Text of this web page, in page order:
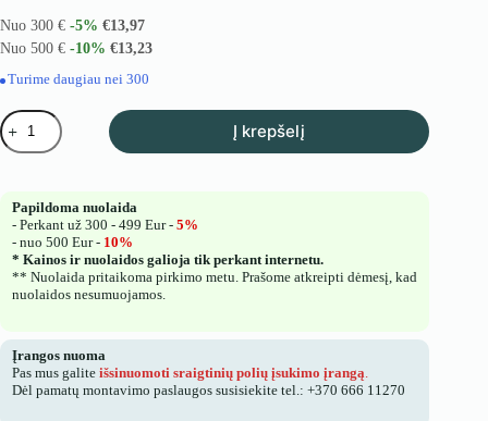
€18,01.
€14,70.
Nuo 300 € -5% €13,97
Nuo 500 € -10% €13,23
Turime daugiau nei 300
produkto
kiekis:
Sraigtinis
101x1300mm
Į krepšelį
Papildoma nuolaida
- Perkant už 300 - 499 Eur - 5%
- nuo 500 Eur -10%
* Kainos ir nuolaidos galioja tik perkant internetu.
** Nuolaida pritaikoma pirkimo metu. Prašome atkreipti dėmesį, kad
nuolaidos nesumuojamos.
Įrangos nuoma
Pas mus galite išsinuomoti sraigtinių polių įsukimo įrangą.
Dėl pamatų montavimo paslaugos susisiekite tel.: +370 666 11270